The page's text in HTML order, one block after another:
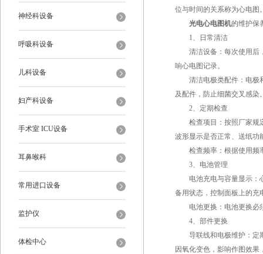
神经科设备
呼吸科设备
儿科设备
妇产科设备
手术室 ICU设备
耳鼻喉科
常用进口设备
监护仪
体检中心
位与时间的关系称为心电图
光电心电图机的维护保
1、日常清洁
清洁设备：每次使用后，
响心电图记录。
清洁电极类配件：电极和
及配件，防止细菌交叉感染
2、定期检查
检查项目：按照厂家规定
波形显示是否正常、送纸功
检查频率：根据使用频率
3、电池管理
电池充电与容量显示：心
备用状态，控制面板上的充
电池更换：电池更换必须
4、部件更换
导联线和电极维护：定期
因氧化变色，影响作图效果